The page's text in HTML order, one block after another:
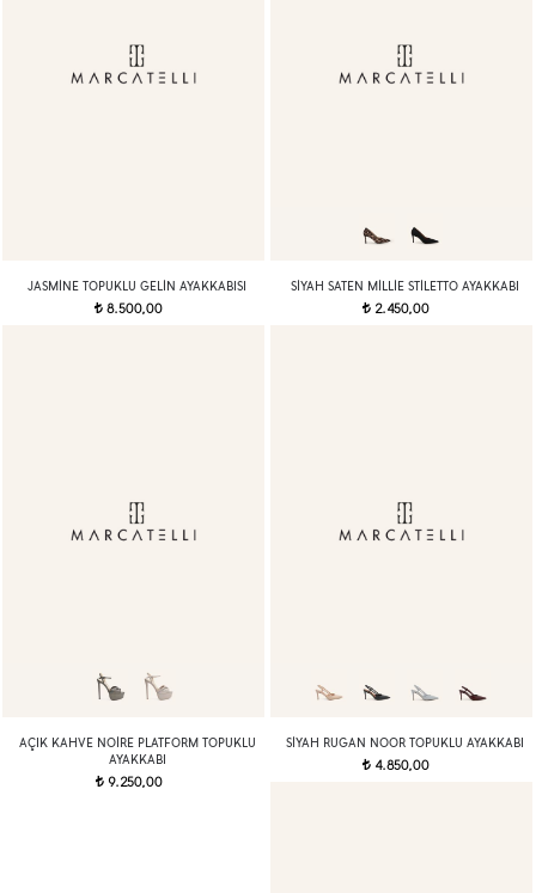
JASMINE TOPUKLU GELIN AYAKKABISI
t 8.500,00
SIYAH SATEN MILLIE STILETTO AYAKKABI
t 2.450,00
AÇIK KAHVE NOIRE PLATFORM TOPUKLU
AYAKKABI
t9.250,00
SIYAH RUGAN NOOR TOPUKLU AYAKKABI
t 4.850,00